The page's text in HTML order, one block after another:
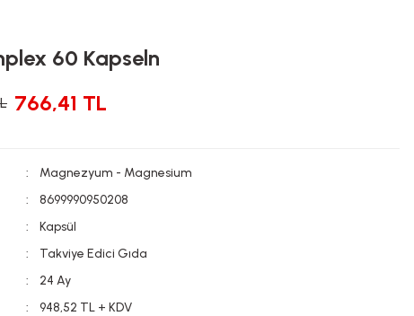
60 Kapseln
766,41 TL
Magnezyum - Magnesium
8699990950208
Kapsül
Takviye Edici Gıda
24 Ay
948,52 TL + KDV